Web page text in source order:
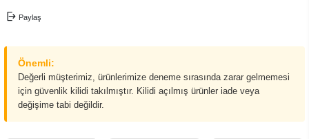
Paylaş
Önemli:
Değerli müşterimiz, ürünlerimize deneme sırasında zarar gelmemesi
için güvenlik kilidi takılmıştır. Kilidi açılmış ürünler iade veya
değişime tabi değildir.